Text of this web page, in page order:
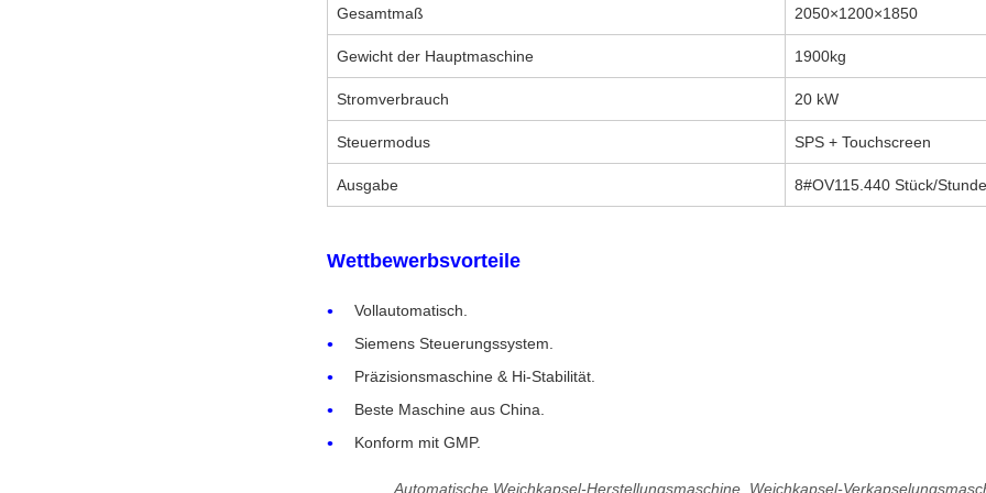
Gesamtmaß 2050×1200×1850
Gewicht der Hauptmaschine 1900kg
Stromverbrauch 20 kW
Steuermodus SPS + Touchscreen
Ausgabe 8#OV115.440 Stück/Stunde
Wettbewerbsvorteile
Vollautomatisch.
Siemens Steuerungssystem.
Präzisionsmaschine & Hi-Stabilität.
Beste Maschine aus China.
Konform mit GMP.
Automatische Weichkapsel-Herstellungsmaschine, Weichkapsel-